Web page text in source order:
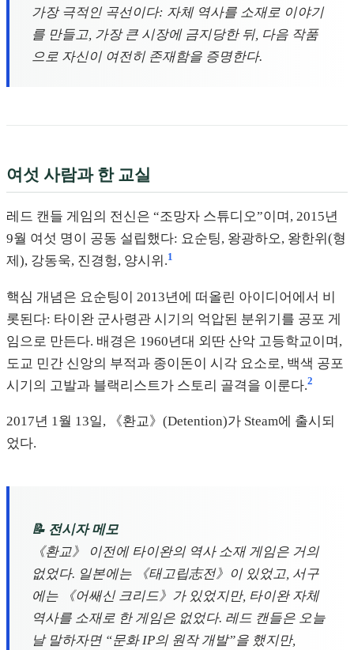
가장 극적인 곡선이다: 자체 역사를 소재로 이야기
를 만들고, 가장 큰 시장에 금지당한 뒤, 다음 작품
으로 자신이 여전히 존재함을 증명한다.
여섯 사람과 한 교실
레드 캔들 게임의 전신은 “조망자 스튜디오”이며, 2015년
9월 여섯 명이 공동 설립했다: 요순팅, 왕광하오, 왕한위(형
제), 강동욱, 진경헝, 양시위.1
핵심 개념은 요순팅이 2013년에 떠올린 아이디어에서 비
롯된다: 타이완 군사령관 시기의 억압된 분위기를 공포 게
임으로 만든다. 배경은 1960년대 외딴 산악 고등학교이며,
도교 민간 신앙의 부적과 종이돈이 시각 요소로, 백색 공포
시기의 고발과 블랙리스트가 스토리 골격을 이룬다.2
2017년 1월 13일, 《환교》(Detention)가 Steam에 출시되
었다.
📝 전시자 메모
《환교》 이전에 타이완의 역사 소재 게임은 거의
없었다. 일본에는 《태고립志전》이 있었고, 서구
에는 《어쌔신 크리드》가 있었지만, 타이완 자체
역사를 소재로 한 게임은 없었다. 레드 캔들은 오늘
날 말하자면 “문화 IP의 원작 개발”을 했지만,